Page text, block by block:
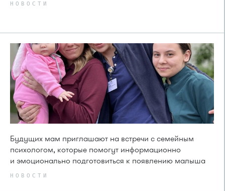
НОВОСТИ
Будущих мам приглашают на встречи с семейным
психологом, которые помогут информационно
и эмоционально подготовиться к появлению малыша
НОВОСТИ